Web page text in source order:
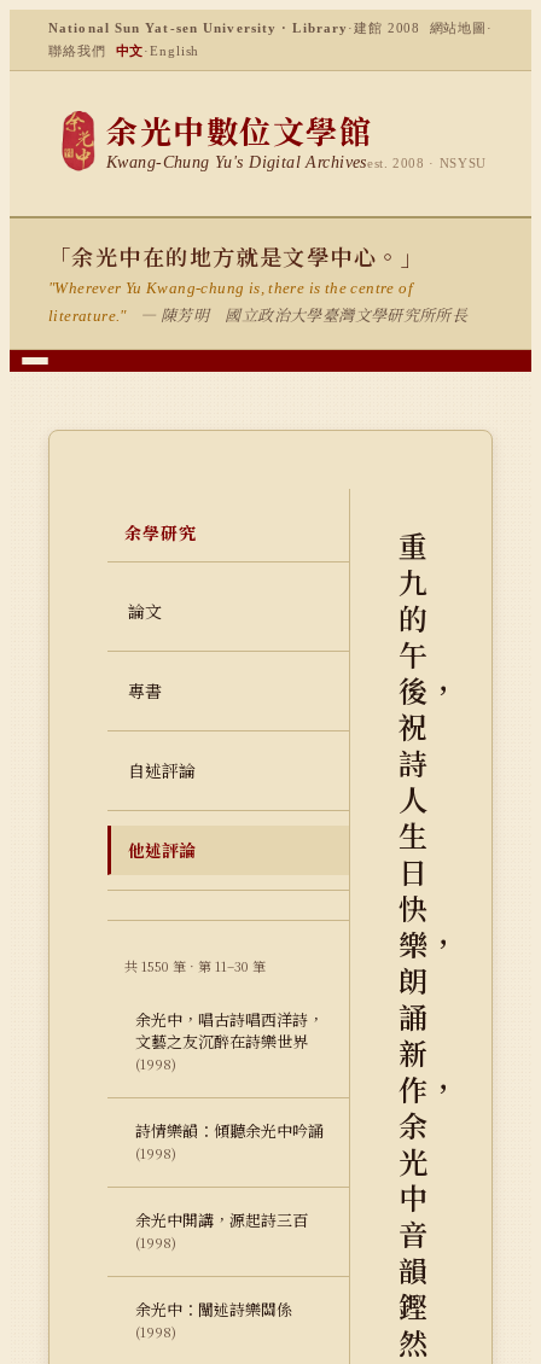
National Sun Yat-sen University · Library ·建館 2008 網站地圖 ·
聯絡我們
中文·English
余光中數位文學館
Kwang-Chung Yu's Digital Archivesest. 2008 · NSYSU
「余光中在的地方就是文學中心。」
"Wherever Yu Kwang-chung is, there is the centre of
literature."
— 陳芳明 國立政治大學臺灣文學研究所所長
余學研究
論文
專書
自述評論
他述評論
共 1550 筆 · 第 11–30 筆
余光中，唱古詩唱西洋詩，
文藝之友沉醉在詩樂世界
(1998)
詩情樂韻：傾聽余光中吟誦
(1998)
余光中開講，源起詩三百
(1998)
余光中：闡述詩樂關係
(1998)
重
九
的
午
後，
祝
詩
人
生
日
快
樂，
朗
誦
新
作，
余
光
中
音
韻
鏗
然